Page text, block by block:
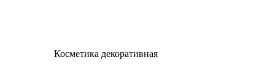
Косметика декоративная